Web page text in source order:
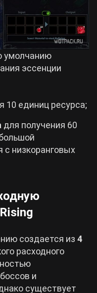
умолчанию
эссенции
10 единиц ресурса;
для получения 60
низкоранговых
создается из 4
расходного
и
существует